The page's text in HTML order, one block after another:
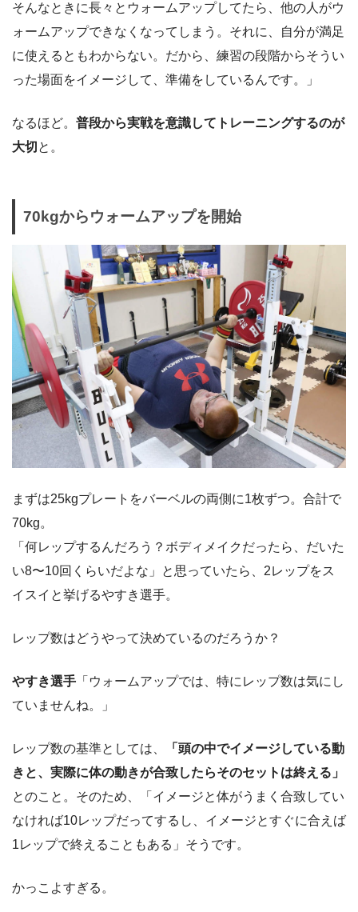
そんなときに長々とウォームアップしてたら、他の人がウ
ォームアップできなくなってしまう。それに、自分が満足
に使えるともわからない。だから、練習の段階からそうい
った場面をイメージして、準備をしているんです。」
なるほど。 普段から実戦を意識してトレーニングするのが
大切 と。
70kgからウォームアップを開始
まずは25kgプレートをバーベルの両側に1枚ずつ。合計で
70kg。
「何レップするんだろう？ボディメイクだったら、だいた
い8〜10回くらいだよな」と思っていたら、2レップをス
イスイと挙げるやすき選手。
レップ数はどうやって決めているのだろうか？
やすき選手 「ウォームアップでは、特にレップ数は気にし
ていませんね。」
レップ数の基準としては、
「頭の中でイメージしている動
きと、実際に体の動きが合致したらそのセットは終える」
とのこと。そのため、「イメージと体がうまく合致してい
なければ10レップだってするし、イメージとすぐに合えば
1レップで終えることもある」そうです。
かっこよすぎる。